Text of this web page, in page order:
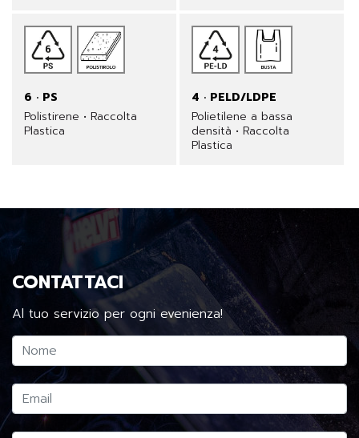
6 · PS
Polistirene • Raccolta
Plastica
4 · PELD/LDPE
Polietilene a bassa
densità • Raccolta
Plastica
CONTATTACI
Al tuo servizio per ogni evenienza!